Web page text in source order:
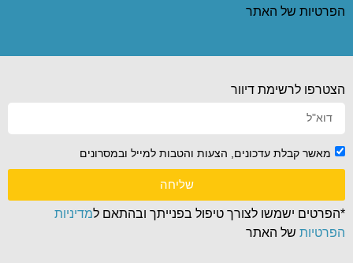
הפרטיות של האתר
הצטרפו לרשימת דיוור
מאשר קבלת עדכונים, הצעות והטבות למייל ובמסרונים
שליחה
*הפרטים ישמשו לצורך טיפול בפנייתך ובהתאם למדיניות
הפרטיות של האתר